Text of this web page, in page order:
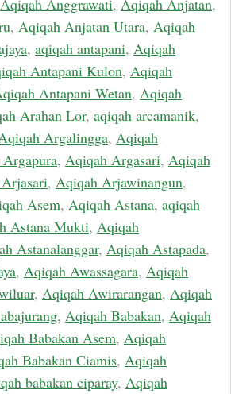
Aqiqah Anggrawati, Aqiqah Anjatan,
, Aqiqah Anjatan Utara, Aqiqah
, aqiqah antapani, Aqiqah
Antapani Kulon, Aqiqah
Antapani Wetan, Aqiqah
Arahan Lor, aqiqah arcamanik,
Argalingga, Aqiqah
, Aqiqah Argasari, Aqiqah
, Aqiqah Arjawinangun,
Asem, Aqiqah Astana, aqiqah
Astana Mukti, Aqiqah
Astanalanggar, Aqiqah Astapada,
, Aqiqah Awassagara, Aqiqah
, Aqiqah Awirarangan, Aqiqah
, Aqiqah Babakan, Aqiqah
Babakan Asem, Aqiqah
Babakan Ciamis, Aqiqah
babakan ciparay, Aqiqah